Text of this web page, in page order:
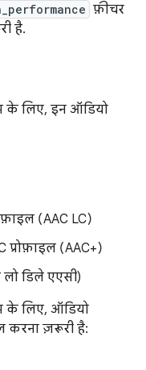
फ़ीचर
है.
के लिए, इन ऑडियो
(AAC LC)
प्रोफ़ाइल (AAC+)
डिले एएसी)
के लिए, ऑडियो
करना ज़रूरी है: